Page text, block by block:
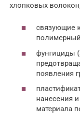
хлопковых
связующие
фунгициды
появления
нанесения
материала